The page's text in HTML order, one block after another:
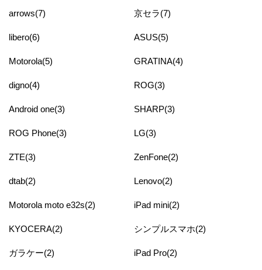
arrows(7) 京セラ(7)
libero(6) ASUS(5)
Motorola(5) GRATINA(4)
digno(4) ROG(3)
Android one(3) SHARP(3)
ROG Phone(3) LG(3)
ZTE(3) ZenFone(2)
dtab(2) Lenovo(2)
Motorola moto e32s(2) iPad mini(2)
KYOCERA(2) シンプルスマホ(2)
ガラケー(2) iPad Pro(2)